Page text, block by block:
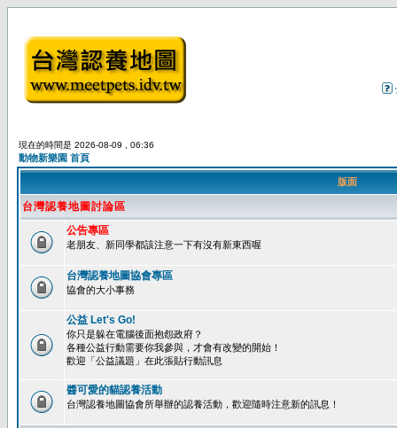
現在的時間是 2026-08-09 , 06:36
動物新樂園 首頁
版面
台灣認養地圖討論區
公告專區
老朋友、新同學都該注意一下有沒有新東西喔
台灣認養地圖協會專區
協會的大小事務
公益 Let's Go!
你只是躲在電腦後面抱怨政府？
各種公益行動需要你我參與，才會有改變的開始！
歡迎「公益議題」在此張貼行動訊息
醬可愛的貓認養活動
台灣認養地圖協會所舉辦的認養活動，歡迎隨時注意新的訊息！